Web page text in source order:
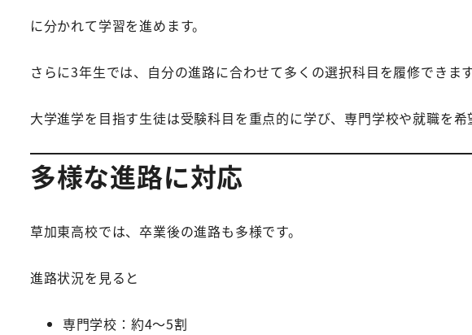
に分かれて学習を進めます。
さらに3年生では、自分の進路に合わせて多くの選択科目を履修できます
大学進学を目指す生徒は受験科目を重点的に学び、専門学校や就職を
多様な進路に対応
草加東高校では、卒業後の進路も多様です。
進路状況を見ると
専門学校：約4～5割